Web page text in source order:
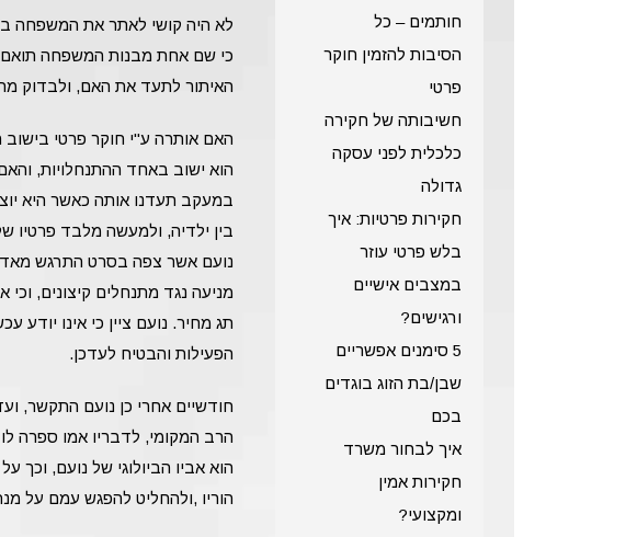
חותמים – כל
הסיבות להזמין חוקר
פרטי
חשיבותה של חקירה
כלכלית לפני עסקה
גדולה
חקירות פרטיות: איך
בלש פרטי עוזר
במצבים אישיים
ורגישים?
5 סימנים אפשריים
שבן/בת הזוג בוגדים
בכם
איך לבחור משרד
חקירות אמין
ומקצועי?
לא היה קושי לאתר את המשפחה
כי שם אחת מבנות המשפחה
האיתור לתעד את האם, ולבדוק
האם אותרה ע"י חוקר פרטי
במעקב תעדנו אותה כאשר היא
בין ילדיה, ולמעשה מלבד
נועם אשר צפה בסרט התרגש
מניעה נגד מתנחלים קיצונים,
תג מחיר. נועם ציין כי אינו
הפעילות והבטיח לעדכן.
חודשיים אחרי כן נועם התקשר,
הרב המקומי, לדבריו אמו ספרה
הוא אביו הביולוגי של נועם, וכך
הוריו ,ולהחליט להפגש עמם על